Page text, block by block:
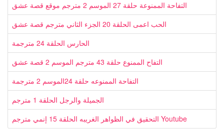
التفاحة الممنوعة حلقة 27 الموسم 2 مترجم موقع قصة عشق
الحب اعمى الحلقة 20 الجزء الثاني مترجم قصة عشق
الحارس الحلقة 24 مترجمة
التفاح الممنوع حلقة 43 مترجم الموسم 2 قصة عشق
التفاحة الممنوعه حلقة 24الموسم 2 مترجمة
الجميلة والرجل الحلقة 1 مترجم
التحقيق في الظواهر الغريبه الحلقة 15 إنمي مترجم Youtube